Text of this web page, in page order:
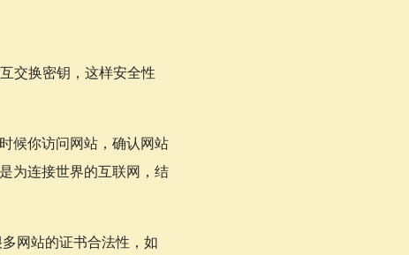
交换密钥，这样安全性
候你访问网站，确认网站
为连接世界的互联网，结
网站的证书合法性，如